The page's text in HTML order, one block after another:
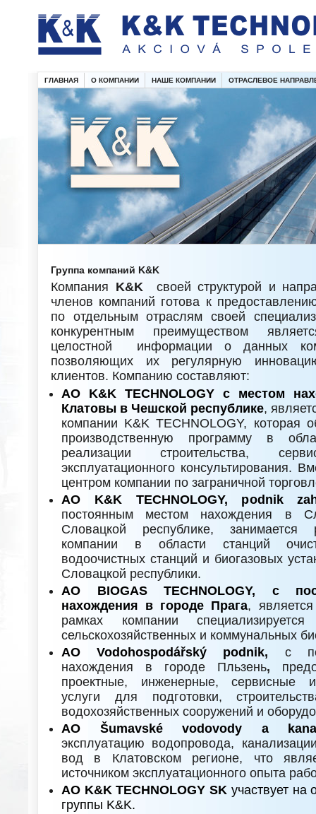
ГЛАВНАЯ О КОМПАНИИ НАШЕ КОМПАНИИ ОТРАСЛЕВОЕ
Группа компаний K&K
Компания K&K своей структурой и
членов компаний готова к
по отдельным отраслям своей
конкурентным преимуществом
целостной информации о данных
позволяющих их регулярную
клиентов. Компанию составляют:
АО K&K TECHNOLOGY с местом
Клатовы в Чешской республике,
компании K&K TECHNOLOGY, которая
производственную программу в
реализации строительства,
эксплуатационного консультирования.
центром компании по заграничной
АО K&K TECHNOLOGY, podnik
постоянным местом нахождения в
Словацкой республике, занимается
компании в области станций
водоочистных станций и биогазовых
Словацкой республики.
АО BIOGAS TECHNOLOGY, с
нахождения в городе Прага,
рамках компании
сельскохозяйственных и коммунальных
АО Vodohospodářský podnik, с
нахождения в городе Пльзень,
проектные, инженерные, сервисные и
услуги для подготовки,
водохозяйственных сооружений и
АО Šumavské vodovody a
эксплуатацию водопровода,
вод в Клатовском регионе, что
источником эксплуатационного опыта
AO K&K TECHNOLOGY SK участвует на
группы K&K.